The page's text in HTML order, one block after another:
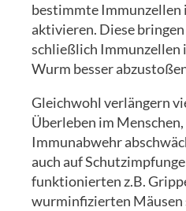
bestimmte Immunzellen
aktivieren. Diese
schließlich Immunzellen
Wurm besser
Gleichwohl verlängern
Überleben im
Immunabwehr
auch auf
funktionierten z.B.
wurminfizierten Mäusen